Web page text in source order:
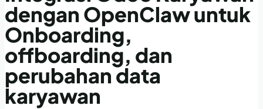
dengan OpenClaw untuk
Onboarding,
offboarding, dan
perubahan data
karyawan